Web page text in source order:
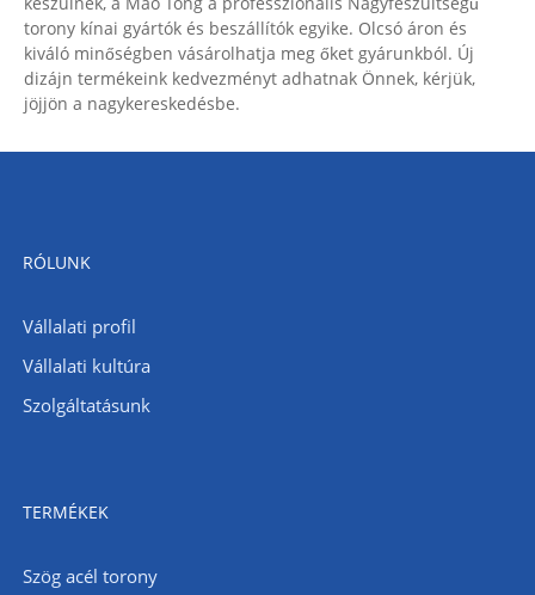
torony kínai gyártók és beszállítók egyike. Olcsó áron és
kiváló minőségben vásárolhatja meg őket gyárunkból. Új
dizájn termékeink kedvezményt adhatnak Önnek, kérjük,
jöjjön a nagykereskedésbe.
RÓLUNK
Vállalati profil
Vállalati kultúra
Szolgáltatásunk
TERMÉKEK
Szög acél torony